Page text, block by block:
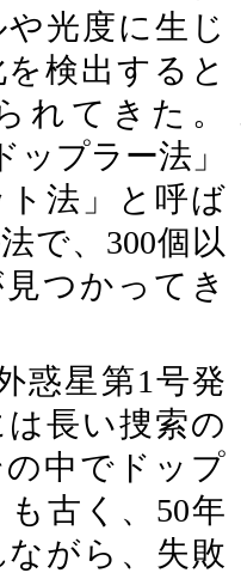
光度に生じ
検出すると
れてきた。
ップラー法」
法」と呼ば
で、300個以
つかってき
惑星第1号発
長い捜索の
中でドップ
古く、50年
がら、失敗